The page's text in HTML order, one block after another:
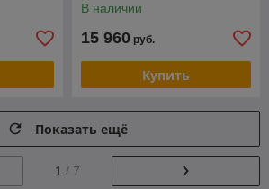
В наличии
15 960 руб.
Купить
Показать ещё
1 / 7